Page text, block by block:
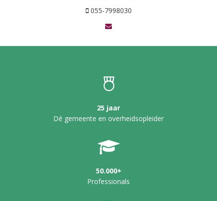
055-7998030
25 jaar
Dé gemeente en overheidsopleider
50.000+
Professionals